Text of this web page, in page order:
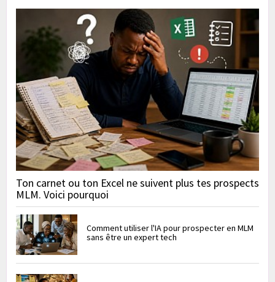
Ton carnet ou ton Excel ne suivent plus tes prospects
MLM. Voici pourquoi
Comment utiliser l'IA pour prospecter en MLM
sans être un expert tech